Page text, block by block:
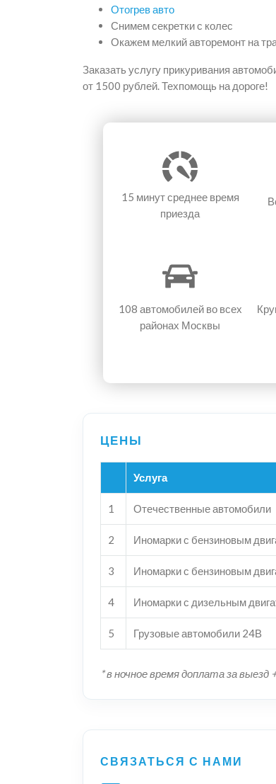
Отогрев авто
Снимем секретки с колес
Окажем мелкий авторемонт на
Заказать услугу прикуривания
от 1500 рублей. Техпомощь на дороге!
15 минутсреднее время
приезда
108 автомобилей во всех
районах Москвы
Услуга
1 Отечественные автомобили
2 Иномарки с бензиновым
3 Иномарки с бензиновым
4 Иномарки с дизельным
5 Грузовые автомобили 24В
* в ночное время доплата за выезд
СВЯЗАТЬСЯ С НАМИ